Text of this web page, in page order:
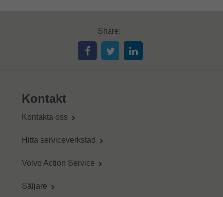
Share:
Kontakt
Kontakta oss
Hitta serviceverkstad
Volvo Action Service
Säljare